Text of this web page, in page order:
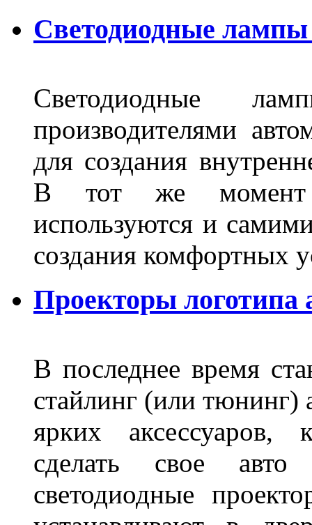
Светодиодные
Светодиодные
производителями
для создания
В тот же момент
используются и
создания комфортных
Проекторы логотипа
В последнее время
стайлинг (или тюнинг)
ярких аксессуаров,
сделать свое
светодиодные